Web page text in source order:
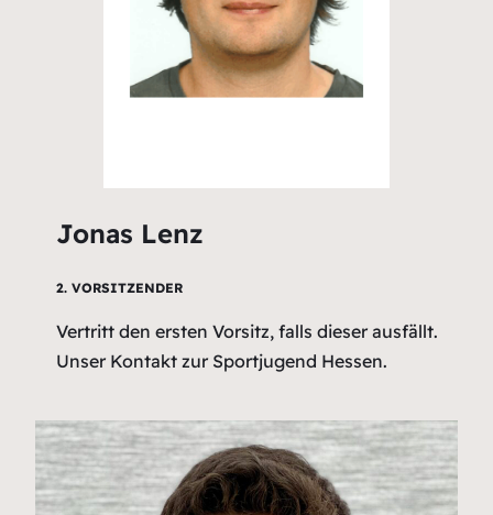
Jonas Lenz
2. VORSITZENDER
Vertritt den ersten Vorsitz, falls dieser ausfällt.
Unser Kontakt zur Sportjugend Hessen.